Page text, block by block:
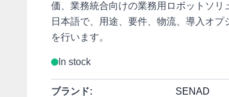
価、業務統合向けの業務用ロボットソ
日本語で、用途、要件、物流、導入オ
を行います。
In stock
ブランド: SENAD